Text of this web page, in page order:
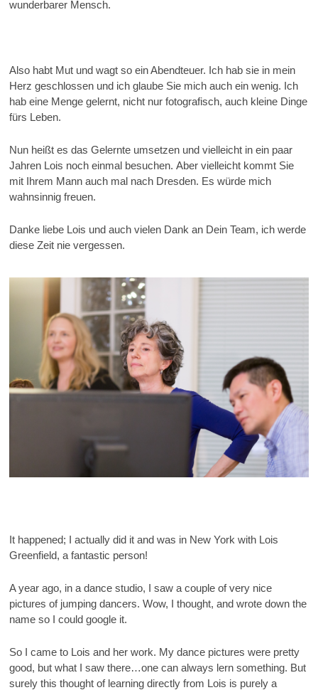
wunderbarer Mensch.
Also habt Mut und wagt so ein Abendteuer. Ich hab sie in mein
Herz geschlossen und ich glaube Sie mich auch ein wenig. Ich
hab eine Menge gelernt, nicht nur fotografisch, auch kleine Dinge
fürs Leben.
Nun heißt es das Gelernte umsetzen und vielleicht in ein paar
Jahren Lois noch einmal besuchen. Aber vielleicht kommt Sie
mit Ihrem Mann auch mal nach Dresden. Es würde mich
wahnsinnig freuen.
Danke liebe Lois und auch vielen Dank an Dein Team, ich werde
diese Zeit nie vergessen.
It happened; I actually did it and was in New York with Lois
Greenfield, a fantastic person!
A year ago, in a dance studio, I saw a couple of very nice
pictures of jumping dancers. Wow, I thought, and wrote down the
name so I could google it.
So I came to Lois and her work. My dance pictures were pretty
good, but what I saw there…one can always lern something. But
surely this thought of learning directly from Lois is purely a